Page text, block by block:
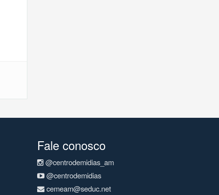
Fale conosco
@centrodemidias_am
@centrodemidias
cemeam@seduc.net